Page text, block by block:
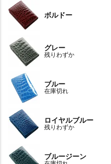
ボルドー
グレー
残りわずか
ブルー
在庫切れ
ロイヤルブルー
残りわずか
ブルージーン